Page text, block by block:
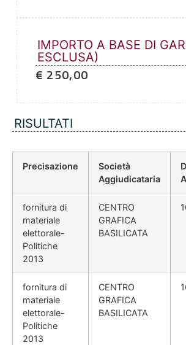
IMPORTO A BASE DI
ESCLUSA)
€ 250,00
RISULTATI
Precisazione
Società
Aggiudicataria
fornitura di
materiale
elettorale-
Politiche
2013
CENTRO
GRAFICA
BASILICATA
fornitura di
materiale
elettorale-
Politiche
2013
CENTRO
GRAFICA
BASILICATA